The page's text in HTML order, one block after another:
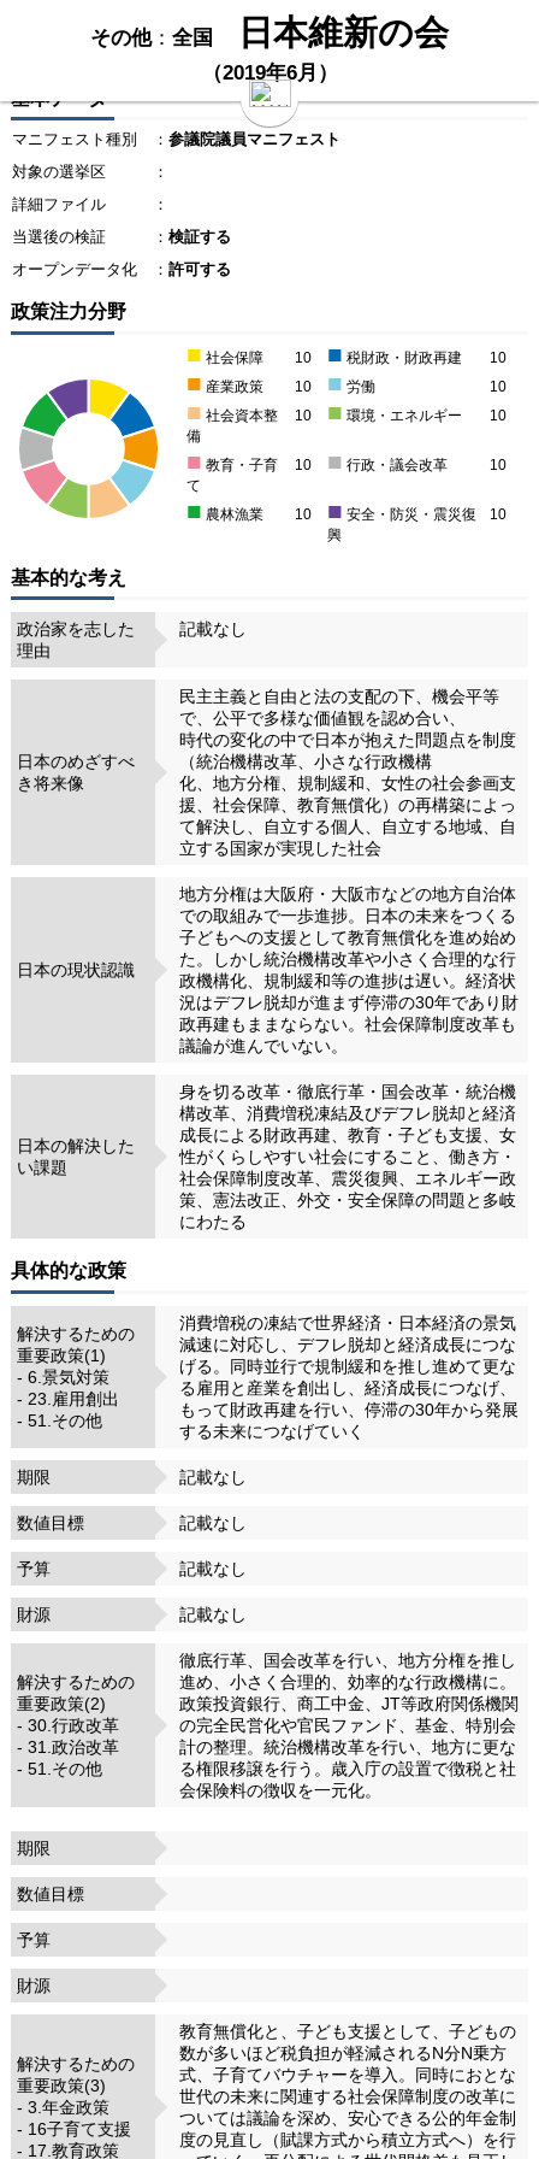
その他： 全国 日本維新の会
（2019年6月）
基本データ
マニフェスト種別 ： 参議院議員マニフェスト
対象の選挙区
：
詳細ファイル
：
当選後の検証
： 検証する
オープンデータ化
： 許可する
政策注力分野
■ 社会保障 10 ■ 税財政・財政再建 10
■ 産業政策 10 ■ 労働 10
■ 社会資本整
備
10 ■ 環境・エネルギー 10
■ 教育・子育
て
10 ■ 行政・議会改革 10
■ 農林漁業 10 ■ 安全・防災・震災復
興
10
基本的な考え
政治家を志した
理由
記載なし
日本のめざすべ
き将来像
民主主義と自由と法の支配の下、機会平等
で、公平で多様な価値観を認め合い、
時代の変化の中で日本が抱えた問題点を制度
（統治機構改革、小さな行政機構
化、地方分権、規制緩和、女性の社会参画支
援、社会保障、教育無償化）の再構築によっ
て解決し、自立する個人、自立する地域、自
立する国家が実現した社会
日本の現状認識
地方分権は大阪府・大阪市などの地方自治体
での取組みで一歩進捗。日本の未来をつくる
子どもへの支援として教育無償化を進め始め
た。しかし統治機構改革や小さく合理的な行
政機構化、規制緩和等の進捗は遅い。経済状
況はデフレ脱却が進まず停滞の30年であり財
政再建もままならない。社会保障制度改革も
議論が進んでいない。
日本の解決した
い課題
身を切る改革・徹底行革・国会改革・統治機
構改革、消費増税凍結及びデフレ脱却と経済
成長による財政再建、教育・子ども支援、女
性がくらしやすい社会にすること、働き方・
社会保障制度改革、震災復興、エネルギー政
策、憲法改正、外交・安全保障の問題と多岐
にわたる
具体的な政策
解決するための
重要政策(1)
- 6.景気対策
- 23.雇用創出
- 51.その他
消費増税の凍結で世界経済・日本経済の景気
減速に対応し、デフレ脱却と経済成長につな
げる。同時並行で規制緩和を推し進めて更な
る雇用と産業を創出し、経済成長につなげ、
もって財政再建を行い、停滞の30年から発展
する未来につなげていく
期限 記載なし
数値目標 記載なし
予算 記載なし
財源 記載なし
解決するための
重要政策(2)
- 30.行政改革
- 31.政治改革
- 51.その他
徹底行革、国会改革を行い、地方分権を推し
進め、小さく合理的、効率的な行政機構に。
政策投資銀行、商工中金、JT等政府関係機関
の完全民営化や官民ファンド、基金、特別会
計の整理。統治機構改革を行い、地方に更な
る権限移譲を行う。歳入庁の設置で徴税と社
会保険料の徴収を一元化。
期限
数値目標
予算
財源
解決するための
重要政策(3)
- 3.年金政策
- 16子育て支援
- 17.教育政策
教育無償化と、子ども支援として、子どもの
数が多いほど税負担が軽減されるN分N乗方
式、子育てバウチャーを導入。同時におとな
世代の未来に関連する社会保障制度の改革に
ついては議論を深め、安心できる公的年金制
度の見直し（賦課方式から積立方式へ）を行